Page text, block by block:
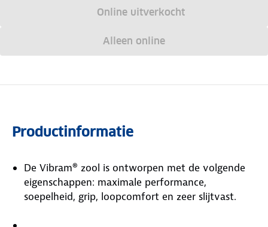
Online uitverkocht
Alleen online
Productinformatie
De Vibram® zool is ontworpen met de volgende
eigenschappen: maximale performance,
soepelheid, grip, loopcomfort en zeer slijtvast.